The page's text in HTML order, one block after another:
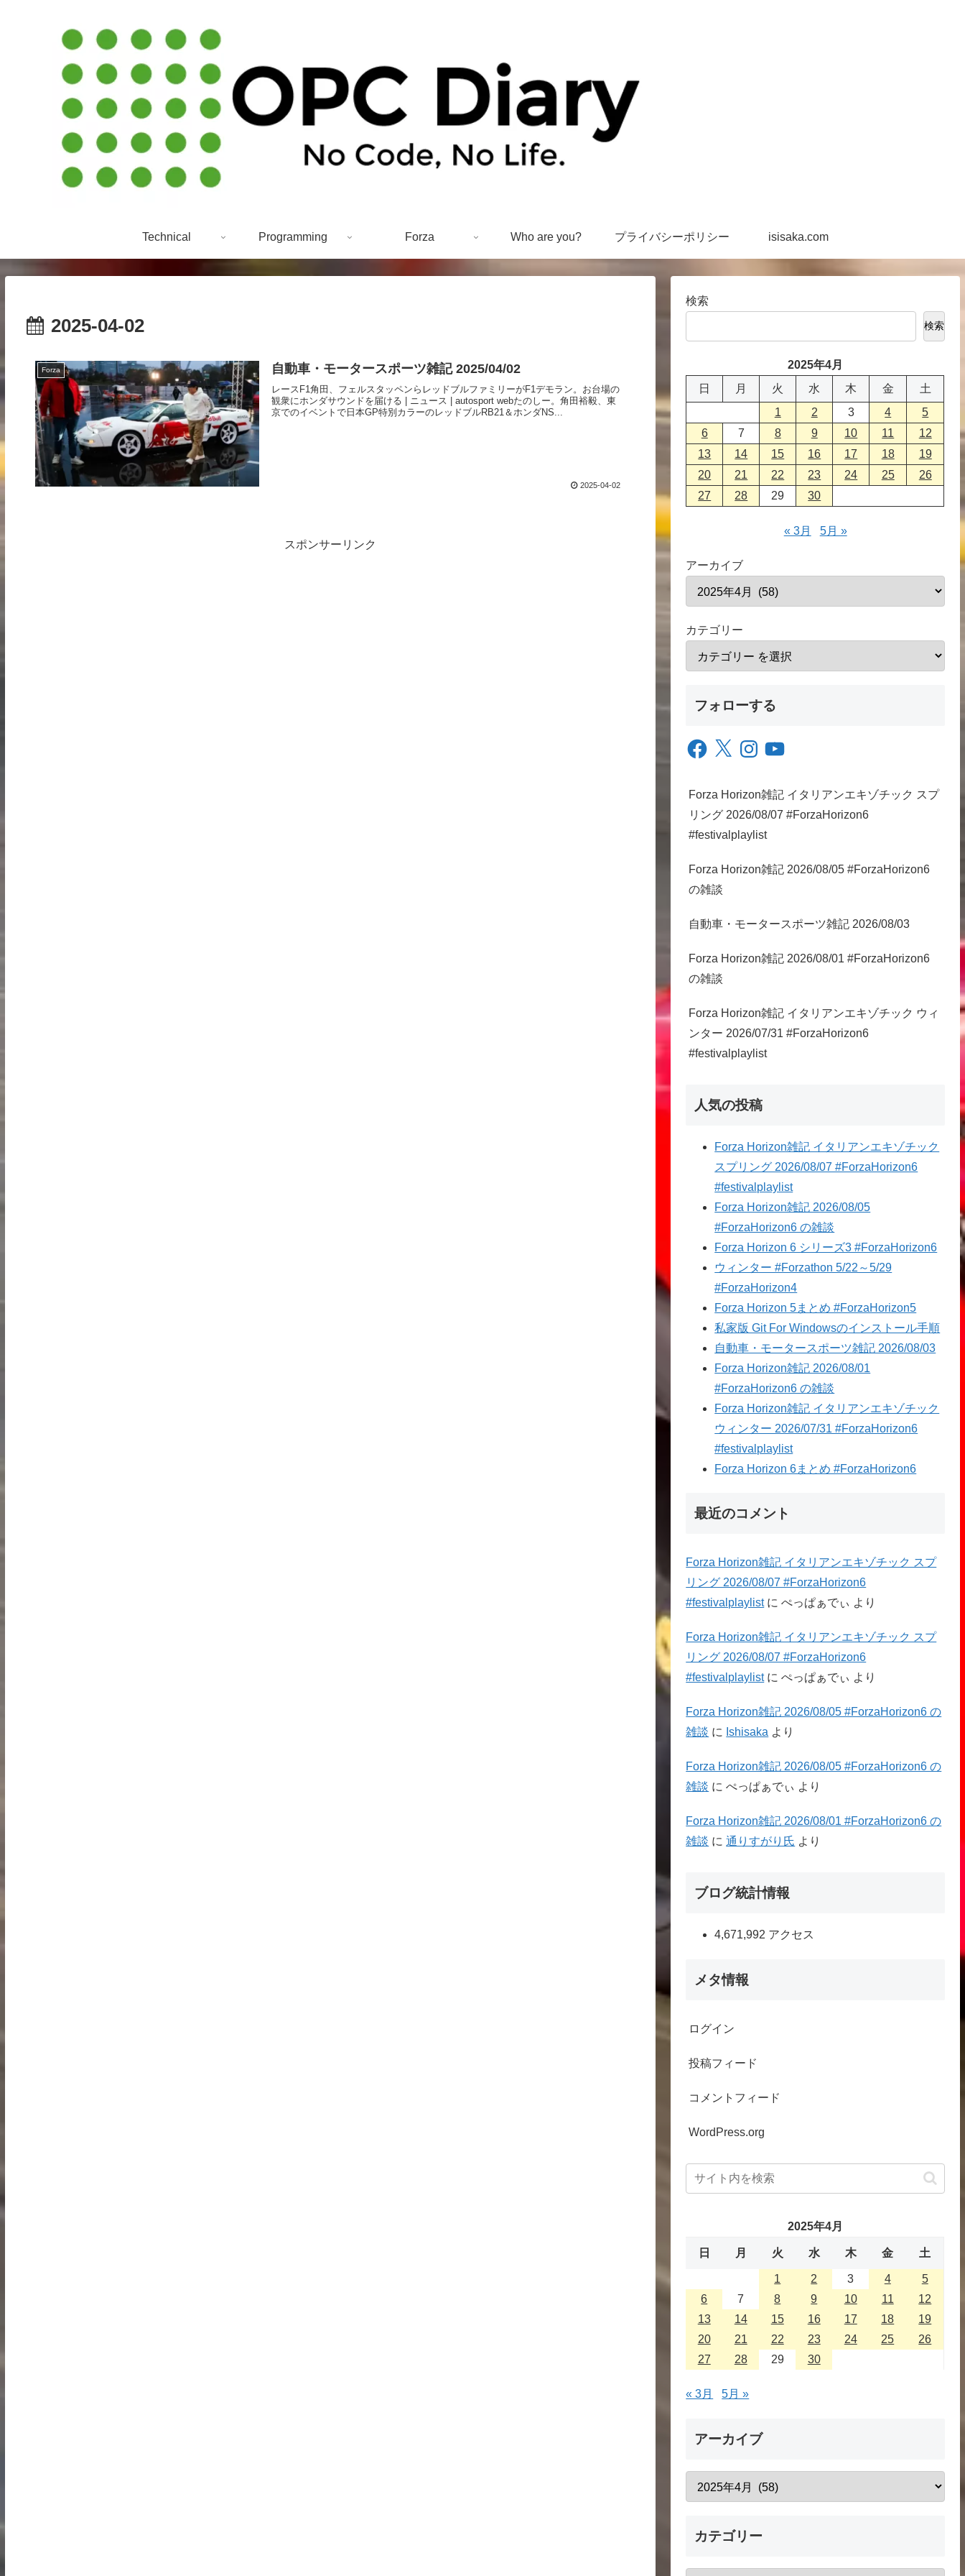
Technical Programming Forza Who are you? プライバシーポリシー isisaka.com
2025-04-02
Forza 自動車・モータースポーツ雑記 2025/04/02
レースF1角田、フェルスタッペンらレッドブルファミリーがF1デモラン。お台場の
観衆にホンダサウンドを届ける | ニュース | autosport webたのしー。角田裕毅、東
京でのイベントで日本GP特別カラーのレッドブルRB21＆ホンダNS...
2025-04-02
スポンサーリンク
検索
検索
2025年4月
日
月 火 水 木 金
土
1
2 3 4
5
6
7 8 9 10 11
12
13
14 15 16 17 18
19
20
21 22 23 24 25
26
27
28 29 30
« 3月 5月 »
アーカイブ
カテゴリー
フォローする
Facebook
X InstagramYouTube
Forza Horizon雑記 イタリアンエキゾチック スプ
リング 2026/08/07 #ForzaHorizon6
#festivalplaylist
Forza Horizon雑記 2026/08/05 #ForzaHorizon6
の雑談
自動車・モータースポーツ雑記 2026/08/03
Forza Horizon雑記 2026/08/01 #ForzaHorizon6
の雑談
Forza Horizon雑記 イタリアンエキゾチック ウィ
ンター 2026/07/31 #ForzaHorizon6
#festivalplaylist
人気の投稿
Forza Horizon雑記 イタリアンエキゾチック
スプリング 2026/08/07 #ForzaHorizon6
#festivalplaylist
Forza Horizon雑記 2026/08/05
#ForzaHorizon6 の雑談
Forza Horizon 6 シリーズ3 #ForzaHorizon6
ウィンター #Forzathon 5/22～5/29
#ForzaHorizon4
Forza Horizon 5まとめ #ForzaHorizon5
私家版 Git For Windowsのインストール手順
自動車・モータースポーツ雑記 2026/08/03
Forza Horizon雑記 2026/08/01
#ForzaHorizon6 の雑談
Forza Horizon雑記 イタリアンエキゾチック
ウィンター 2026/07/31 #ForzaHorizon6
#festivalplaylist
Forza Horizon 6まとめ #ForzaHorizon6
最近のコメント
Forza Horizon雑記 イタリアンエキゾチック スプ
リング 2026/08/07 #ForzaHorizon6
#festivalplaylistにぺっぱぁでぃ より
Forza Horizon雑記 イタリアンエキゾチック スプ
リング 2026/08/07 #ForzaHorizon6
#festivalplaylistにぺっぱぁでぃ より
Forza Horizon雑記 2026/08/05 #ForzaHorizon6 の
雑談 に Ishisaka より
Forza Horizon雑記 2026/08/05 #ForzaHorizon6 の
雑談 にぺっぱぁでぃ より
Forza Horizon雑記 2026/08/01 #ForzaHorizon6 の
雑談 に通りすがり氏 より
ブログ統計情報
4,671,992 アクセス
メタ情報
ログイン
投稿フィード
コメントフィード
WordPress.org
2025年4月
日 月 火 水 木 金 土
1 2 3 4
5
6
7 8 9 10 11
12
13
14 15 16 17 18
19
20
21 22 23 24 25
26
27
28 29 30
« 3月 5月 »
アーカイブ
カテゴリー